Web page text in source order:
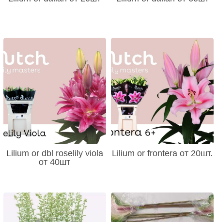
Lilium or dbl roselily viola
от 40шт
Lilium or frontera от 20шт.